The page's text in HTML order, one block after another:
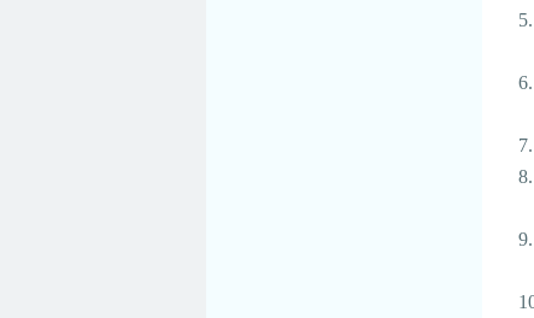
5.
6.
7.
8.
9.